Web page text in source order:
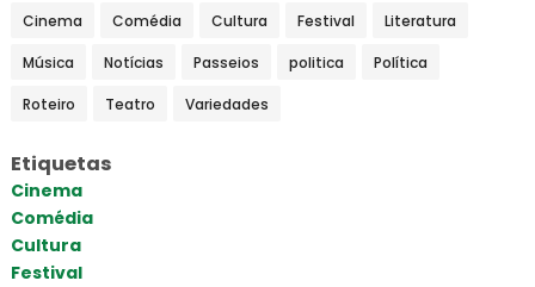
Cinema Comédia Cultura Festival Literatura
Música Notícias Passeios politica Política
Roteiro Teatro Variedades
Etiquetas
Cinema
Comédia
Cultura
Festival